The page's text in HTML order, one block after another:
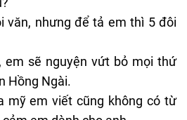
văn, nhưng để tả em thì 5 đôi
em sẽ nguyện vứt bỏ mọi thứ
Hồng Ngài.
mỹ em viết cũng không có từ